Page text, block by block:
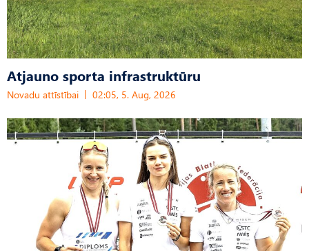
Atjauno sporta infrastruktūru
Novadu attīstībai 02:05, 5. Aug, 2026